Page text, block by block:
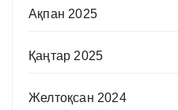
Ақпан 2025
Қаңтар 2025
Желтоқсан 2024